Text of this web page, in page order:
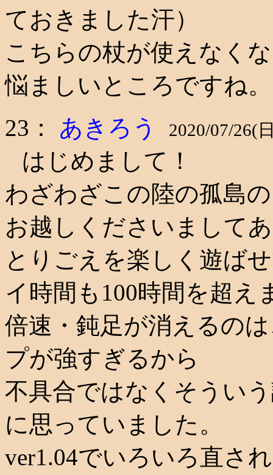
ておきました汗）
こちらの杖が使えなく
悩ましいところですね。
23： あきろう 2020/07/26(
はじめまして！
わざわざこの陸の孤島
お越しくださいまして
とりごえを楽しく遊ば
イ時間も100時間を超え
倍速・鈍足が消えるの
プが強すぎるから
不具合ではなくそうい
に思っていました。
ver1.04でいろいろ直さ